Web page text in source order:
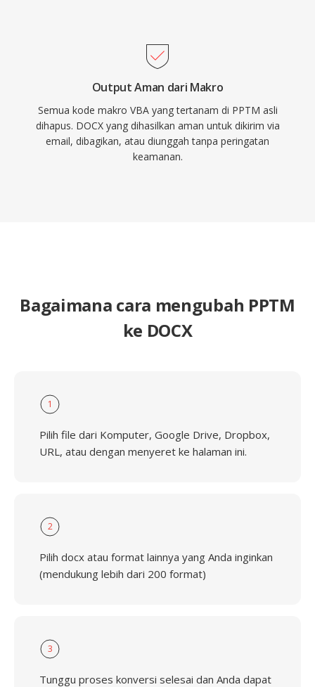
Output Aman dari Makro
Semua kode makro VBA yang tertanam di PPTM asli
dihapus. DOCX yang dihasilkan aman untuk dikirim via
email, dibagikan, atau diunggah tanpa peringatan
keamanan.
Bagaimana cara mengubah PPTM
ke DOCX
1
Pilih file dari Komputer, Google Drive, Dropbox,
URL, atau dengan menyeret ke halaman ini.
2
Pilih docx atau format lainnya yang Anda inginkan
(mendukung lebih dari 200 format)
3
Tunggu proses konversi selesai dan Anda dapat